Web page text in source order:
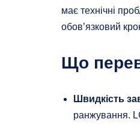
має технічні
обов’язковий
Що
Швидкість
ранжування.